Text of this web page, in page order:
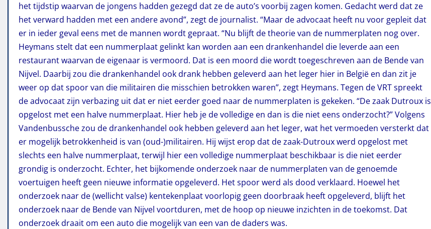
het tijdstip waarvan de jongens hadden gezegd dat ze de auto’s voorbij zagen komen. Gedacht werd dat ze
het verward hadden met een andere avond”, zegt de journalist. “Maar de advocaat heeft nu voor gepleit dat
er in ieder geval eens met de mannen wordt gepraat. “Nu blijft de theorie van de nummerplaten nog over.
Heymans stelt dat een nummerplaat gelinkt kan worden aan een drankenhandel die leverde aan een
restaurant waarvan de eigenaar is vermoord. Dat is een moord die wordt toegeschreven aan de Bende van
Nijvel. Daarbij zou die drankenhandel ook drank hebben geleverd aan het leger hier in België en dan zit je
weer op dat spoor van die militairen die misschien betrokken waren”, zegt Heymans. Tegen de VRT spreekt
de advocaat zijn verbazing uit dat er niet eerder goed naar de nummerplaten is gekeken. “De zaak Dutroux is
opgelost met een halve nummerplaat. Hier heb je de volledige en dan is die niet eens onderzocht?” Volgens
Vandenbussche zou de drankenhandel ook hebben geleverd aan het leger, wat het vermoeden versterkt dat
er mogelijk betrokkenheid is van (oud-)militairen. Hij wijst erop dat de zaak-Dutroux werd opgelost met
slechts een halve nummerplaat, terwijl hier een volledige nummerplaat beschikbaar is die niet eerder
grondig is onderzocht. Echter, het bijkomende onderzoek naar de nummerplaten van de genoemde
voertuigen heeft geen nieuwe informatie opgeleverd. Het spoor werd als dood verklaard. Hoewel het
onderzoek naar de (wellicht valse) kentekenplaat voorlopig geen doorbraak heeft opgeleverd, blijft het
onderzoek naar de Bende van Nijvel voortduren, met de hoop op nieuwe inzichten in de toekomst. Dat
onderzoek draait om een auto die mogelijk van een van de daders was.